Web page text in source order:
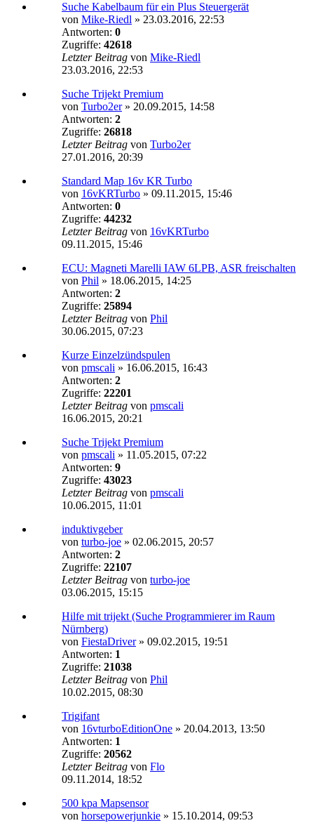
Suche Kabelbaum für ein Plus Steuergerät
von Mike-Riedl » 23.03.2016, 22:53
Antworten: 0
Zugriffe: 42618
Letzter Beitrag von Mike-Riedl
23.03.2016, 22:53
Suche Trijekt Premium
von Turbo2er» 20.09.2015, 14:58
Antworten: 2
Zugriffe: 26818
Letzter Beitrag von Turbo2er
27.01.2016, 20:39
Standard Map 16v KR Turbo
von 16vKRTurbo » 09.11.2015, 15:46
Antworten: 0
Zugriffe: 44232
Letzter Beitrag von 16vKRTurbo
09.11.2015, 15:46
ECU: Magneti Marelli IAW 6LPB, ASR freischalten
von Phil » 18.06.2015, 14:25
Antworten: 2
Zugriffe: 25894
Letzter Beitrag von Phil
30.06.2015, 07:23
Kurze Einzelzündspulen
von pmscali » 16.06.2015, 16:43
Antworten: 2
Zugriffe: 22201
Letzter Beitrag von pmscali
16.06.2015, 20:21
Suche Trijekt Premium
von pmscali » 11.05.2015, 07:22
Antworten: 9
Zugriffe: 43023
Letzter Beitrag von pmscali
10.06.2015, 11:01
induktivgeber
von turbo-joe » 02.06.2015, 20:57
Antworten: 2
Zugriffe: 22107
Letzter Beitrag von turbo-joe
03.06.2015, 15:15
Hilfe mit trijekt (Suche Programmierer im Raum
Nürnberg)
von FiestaDriver» 09.02.2015, 19:51
Antworten: 1
Zugriffe: 21038
Letzter Beitrag von Phil
10.02.2015, 08:30
Trigifant
von 16vturboEditionOne » 20.04.2013, 13:50
Antworten: 1
Zugriffe: 20562
Letzter Beitrag von Flo
09.11.2014, 18:52
500 kpa Mapsensor
von horsepowerjunkie » 15.10.2014, 09:53